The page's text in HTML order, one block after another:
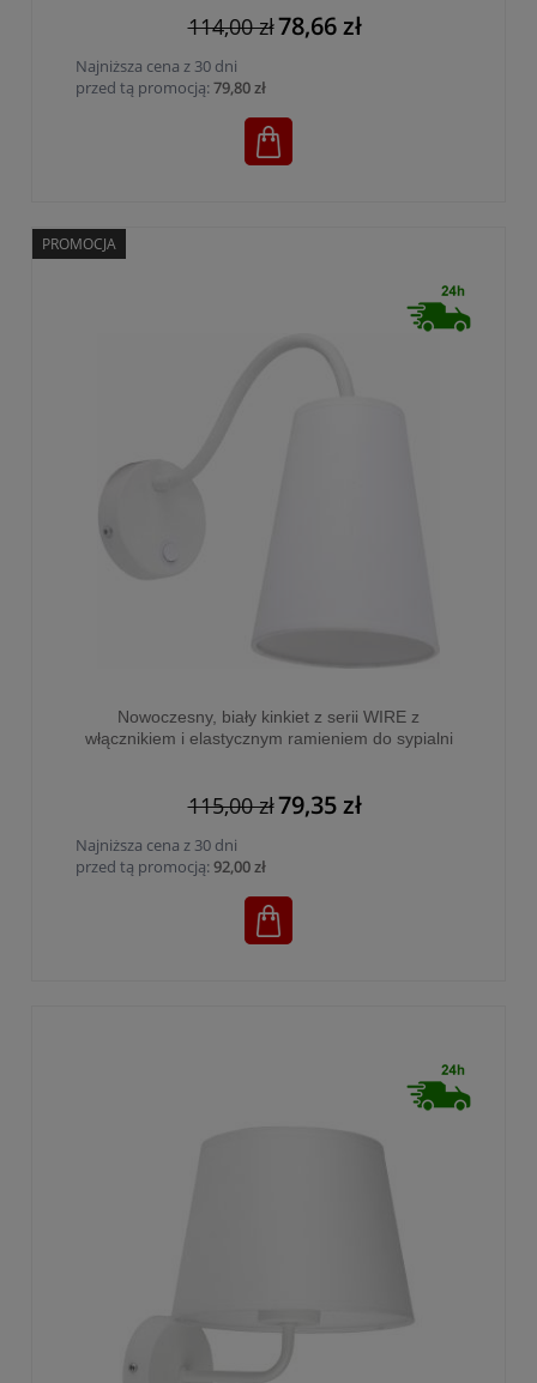
114,00 zł78,66 zł
Najniższa cena z 30 dni
przed tą promocją:79,80 zł
Nowoczesny, biały kinkiet z serii WIRE z
włącznikiem i elastycznym ramieniem do sypialni
115,00 zł79,35 zł
Najniższa cena z 30 dni
przed tą promocją:92,00 zł
PROMOCJA